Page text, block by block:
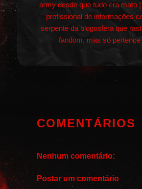
army desde que tudo era mato
profissional de informações
serpente da blogosfera que
fandom, mas só pertence
COMENTÁRIOS
Nenhum comentário:
Postar um comentário